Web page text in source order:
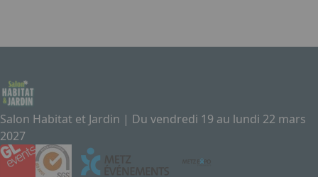
Salon Habitat et Jardin | Du vendredi 19 au lundi 22 mars
2027